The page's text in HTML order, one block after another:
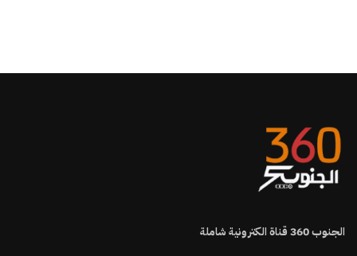
الجنوب360قناة الكترونية شاملة